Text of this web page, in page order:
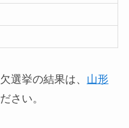
選挙の結果は、 山形
さい。